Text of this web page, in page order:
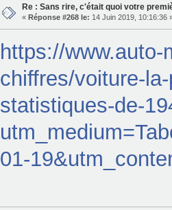
Re : Sans rire, c'était quoi votre
« Réponse #268 le: 14 Juin 2019, 10:16:36
https://
chiffres/voiture-
statistiques-de-
01-